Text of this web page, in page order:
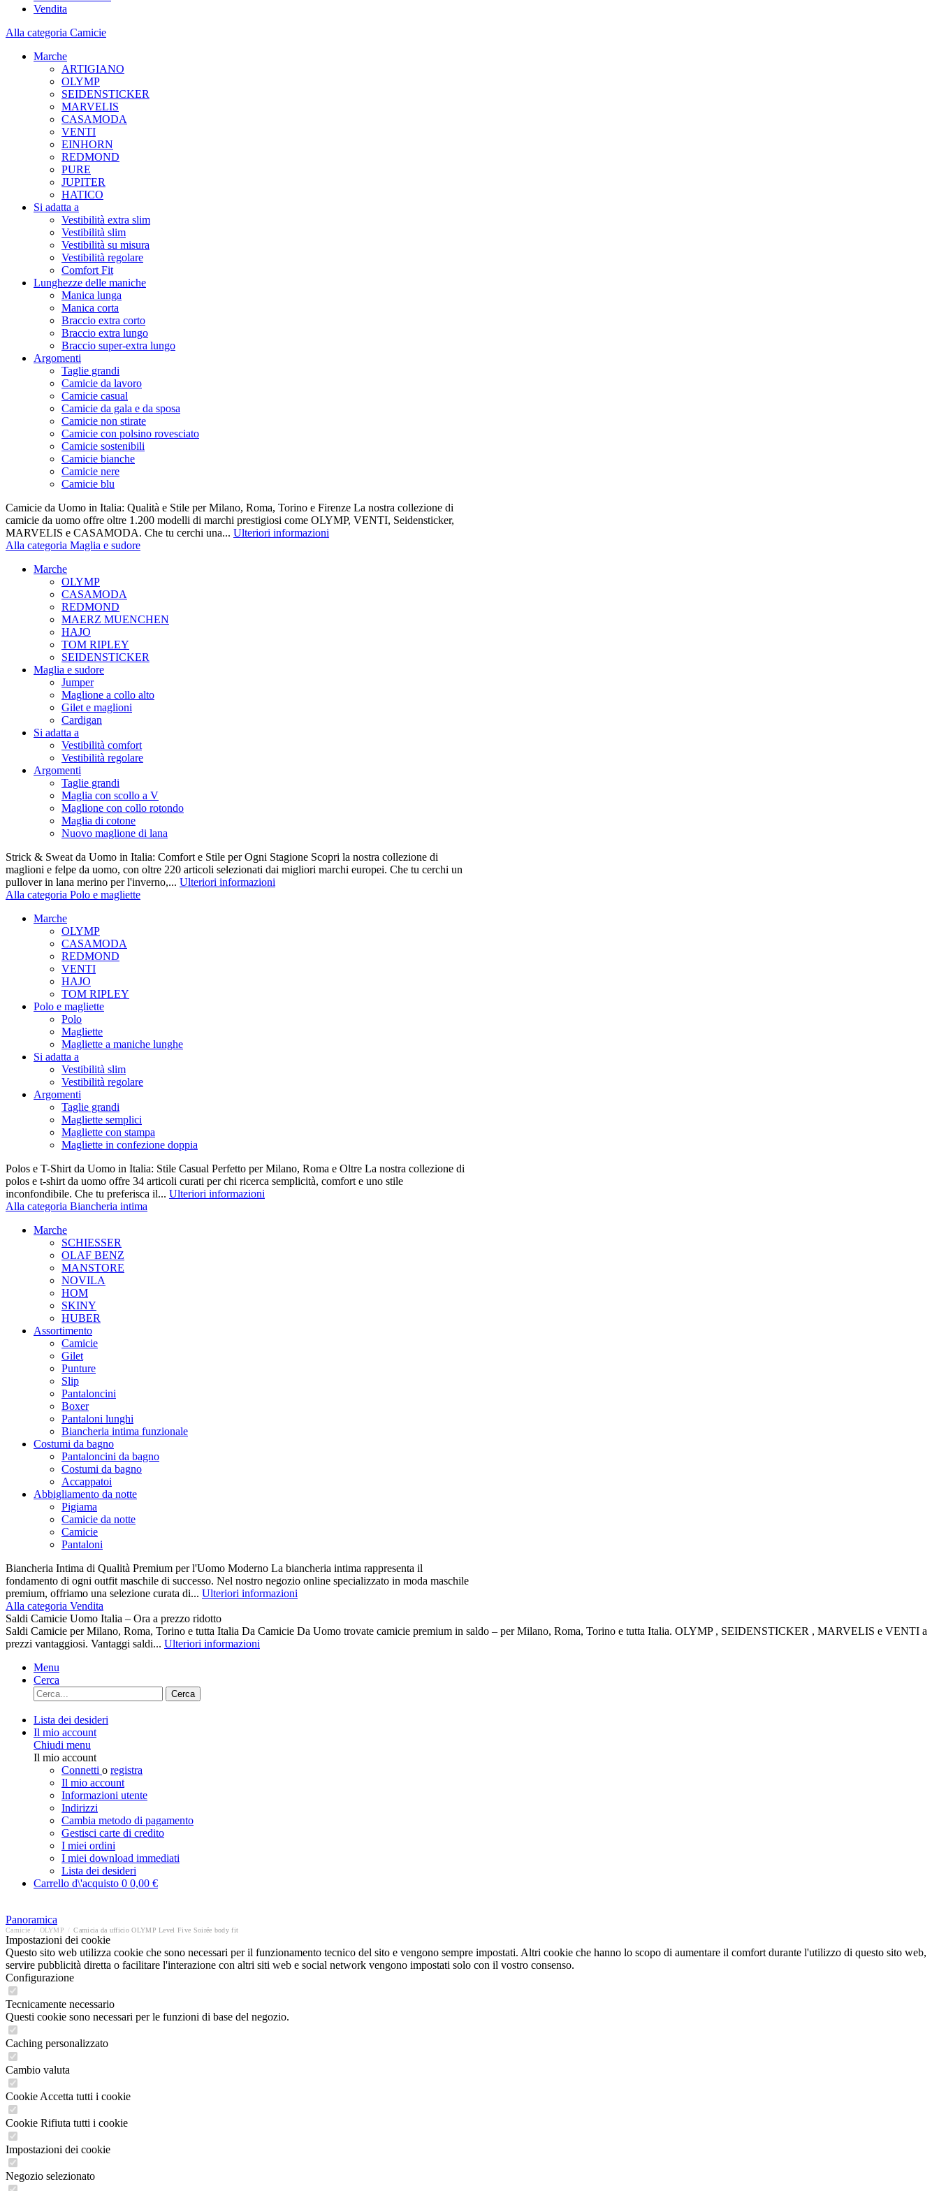
Vendita
Alla categoria Camicie
Marche
ARTIGIANO
OLYMP
SEIDENSTICKER
MARVELIS
CASAMODA
VENTI
EINHORN
REDMOND
PURE
JUPITER
HATICO
Si adatta a
Vestibilità extra slim
Vestibilità slim
Vestibilità su misura
Vestibilità regolare
Comfort Fit
Lunghezze delle maniche
Manica lunga
Manica corta
Braccio extra corto
Braccio extra lungo
Braccio super-extra lungo
Argomenti
Taglie grandi
Camicie da lavoro
Camicie casual
Camicie da gala e da sposa
Camicie non stirate
Camicie con polsino rovesciato
Camicie sostenibili
Camicie bianche
Camicie nere
Camicie blu
Camicie da Uomo in Italia: Qualità e Stile per Milano, Roma, Torino e Firenze La nostra collezione di
camicie da uomo offre oltre 1.200 modelli di marchi prestigiosi come OLYMP, VENTI, Seidensticker,
MARVELIS e CASAMODA. Che tu cerchi una... Ulteriori informazioni
Alla categoria Maglia e sudore
Marche
OLYMP
CASAMODA
REDMOND
MAERZ MUENCHEN
HAJO
TOM RIPLEY
SEIDENSTICKER
Maglia e sudore
Jumper
Maglione a collo alto
Gilet e maglioni
Cardigan
Si adatta a
Vestibilità comfort
Vestibilità regolare
Argomenti
Taglie grandi
Maglia con scollo a V
Maglione con collo rotondo
Maglia di cotone
Nuovo maglione di lana
Strick & Sweat da Uomo in Italia: Comfort e Stile per Ogni Stagione Scopri la nostra collezione di
maglioni e felpe da uomo, con oltre 220 articoli selezionati dai migliori marchi europei. Che tu cerchi un
pullover in lana merino per l'inverno,... Ulteriori informazioni
Alla categoria Polo e magliette
Marche
OLYMP
CASAMODA
REDMOND
VENTI
HAJO
TOM RIPLEY
Polo e magliette
Polo
Magliette
Magliette a maniche lunghe
Si adatta a
Vestibilità slim
Vestibilità regolare
Argomenti
Taglie grandi
Magliette semplici
Magliette con stampa
Magliette in confezione doppia
Polos e T-Shirt da Uomo in Italia: Stile Casual Perfetto per Milano, Roma e Oltre La nostra collezione di
polos e t-shirt da uomo offre 34 articoli curati per chi ricerca semplicità, comfort e uno stile
inconfondibile. Che tu preferisca il... Ulteriori informazioni
Alla categoria Biancheria intima
Marche
SCHIESSER
OLAF BENZ
MANSTORE
NOVILA
HOM
SKINY
HUBER
Assortimento
Camicie
Gilet
Punture
Slip
Pantaloncini
Boxer
Pantaloni lunghi
Biancheria intima funzionale
Costumi da bagno
Pantaloncini da bagno
Costumi da bagno
Accappatoi
Abbigliamento da notte
Pigiama
Camicie da notte
Camicie
Pantaloni
Biancheria Intima di Qualità Premium per l'Uomo Moderno La biancheria intima rappresenta il
fondamento di ogni outfit maschile di successo. Nel nostro negozio online specializzato in moda maschile
premium, offriamo una selezione curata di... Ulteriori informazioni
Alla categoria Vendita
Saldi Camicie Uomo Italia – Ora a prezzo ridotto
Saldi Camicie per Milano, Roma, Torino e tutta Italia Da Camicie Da Uomo trovate camicie premium in saldo – per Milano, Roma, Torino e tutta Italia. OLYMP , SEIDENSTICKER , MARVELIS e VENTI a
prezzi vantaggiosi. Vantaggi saldi... Ulteriori informazioni
Menu
Cerca
Cerca
Lista dei desideri
Il mio account
Chiudi menu
Il mio account
Connetti o registra
Il mio account
Informazioni utente
Indirizzi
Cambia metodo di pagamento
Gestisci carte di credito
I miei ordini
I miei download immediati
Lista dei desideri
Carrello d\'acquisto 0 0,00 €
Panoramica
Camicie OLYMP Camicia da ufficio OLYMP Level Five Soirée body fit
Impostazioni dei cookie
Questo sito web utilizza cookie che sono necessari per il funzionamento tecnico del sito e vengono sempre impostati. Altri cookie che hanno lo scopo di aumentare il comfort durante l'utilizzo di questo sito web,
servire pubblicità diretta o facilitare l'interazione con altri siti web e social network vengono impostati solo con il vostro consenso.
Configurazione
Tecnicamente necessario
Questi cookie sono necessari per le funzioni di base del negozio.
Caching personalizzato
Cambio valuta
Cookie Accetta tutti i cookie
Cookie Rifiuta tutti i cookie
Impostazioni dei cookie
Negozio selezionato